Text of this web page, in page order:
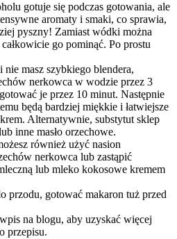
gotuje się podczas gotowania, ale
aromaty i smaki, co sprawia,
pyszny! Zamiast wódki można
go pominąć. Po prostu
masz szybkiego blendera,
nerkowca w wodzie przez 3
je przez 10 minut. Następnie
będą bardziej miękkie i łatwiejsze
Alternatywnie, substytut sklep
inne masło orzechowe.
również użyć nasion
nerkowca lub zastąpić
lub mleko kokosowe kremem
przodu, gotować makaron tuż przed
na blogu, aby uzyskać więcej
przepisu.